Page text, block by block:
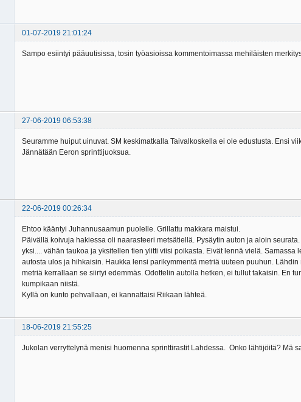
01-07-2019 21:01:24
Sampo esiintyi pääuutisissa, tosin työasioissa kommentoimassa mehiläisten
27-06-2019 06:53:38
Seuramme huiput uinuvat. SM keskimatkalla Taivalkoskella ei ole edustusta. Ensi
Jännätään Eeron sprinttijuoksua.
22-06-2019 00:26:34
Ehtoo kääntyi Juhannusaamun puolelle. Grillattu makkara maistui.
Päivällä koivuja hakiessa oli naarasteeri metsätiellä. Pysäytin auton ja aloin
yksi.... vähän taukoa ja yksitellen tien ylitti viisi poikasta. Eivät lennä vielä.
autosta ulos ja hihkaisin. Haukka lensi parikymmentä metriä uuteen puuhun.
metriä kerrallaan se siirtyi edemmäs. Odottelin autolla hetken, ei tullut takaisin. En
kumpikaan niistä.
Kyllä on kunto pehvallaan, ei kannattaisi Riikaan lähteä.
18-06-2019 21:55:25
Jukolan verryttelynä menisi huomenna sprinttirastit Lahdessa. Onko lähtijöitä? Mä